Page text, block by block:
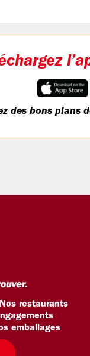
des bons plans
Nos restaurants
emballages